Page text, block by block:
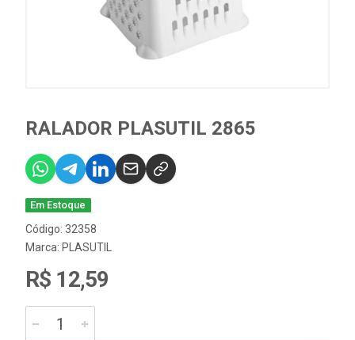
RALADOR PLASUTIL 2865
Em Estoque
Código: 32358
Marca: PLASUTIL
R$ 12,59